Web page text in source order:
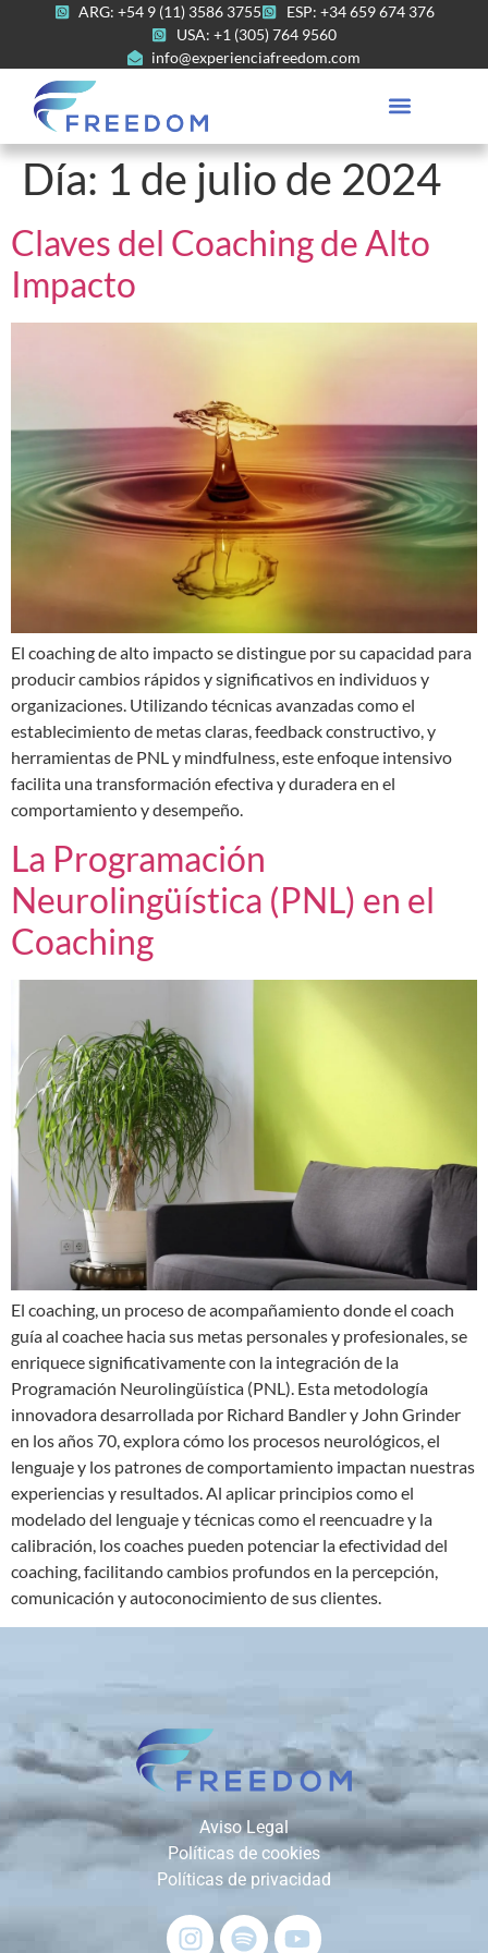
ARG: +54 9 (11) 3586 3755
ESP: +34 659 674 376
USA: +1 (305) 764 9560
info@experienciafreedom.com
Día: 1 de julio de 2024
Claves del Coaching de Alto
Impacto
El coaching de alto impacto se distingue por su capacidad para
producir cambios rápidos y significativos en individuos y
organizaciones. Utilizando técnicas avanzadas como el
establecimiento de metas claras, feedback constructivo, y
herramientas de PNL y mindfulness, este enfoque intensivo
facilita una transformación efectiva y duradera en el
comportamiento y desempeño.
La Programación
Neurolingüística (PNL) en el
Coaching
El coaching, un proceso de acompañamiento donde el coach
guía al coachee hacia sus metas personales y profesionales, se
enriquece significativamente con la integración de la
Programación Neurolingüística (PNL). Esta metodología
innovadora desarrollada por Richard Bandler y John Grinder
en los años 70, explora cómo los procesos neurológicos, el
lenguaje y los patrones de comportamiento impactan nuestras
experiencias y resultados. Al aplicar principios como el
modelado del lenguaje y técnicas como el reencuadre y la
calibración, los coaches pueden potenciar la efectividad del
coaching, facilitando cambios profundos en la percepción,
comunicación y autoconocimiento de sus clientes.
Aviso Legal
Políticas de cookies
Políticas de privacidad